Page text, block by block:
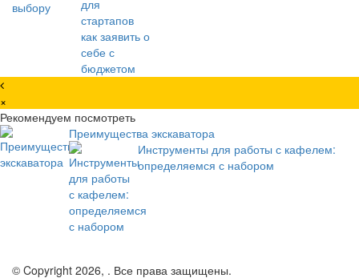
×
Рекомендуем посмотреть
Преимущества экскаватора
Инструменты для работы с кафелем:
определяемся с набором
© Copyright 2026, . Все права защищены.